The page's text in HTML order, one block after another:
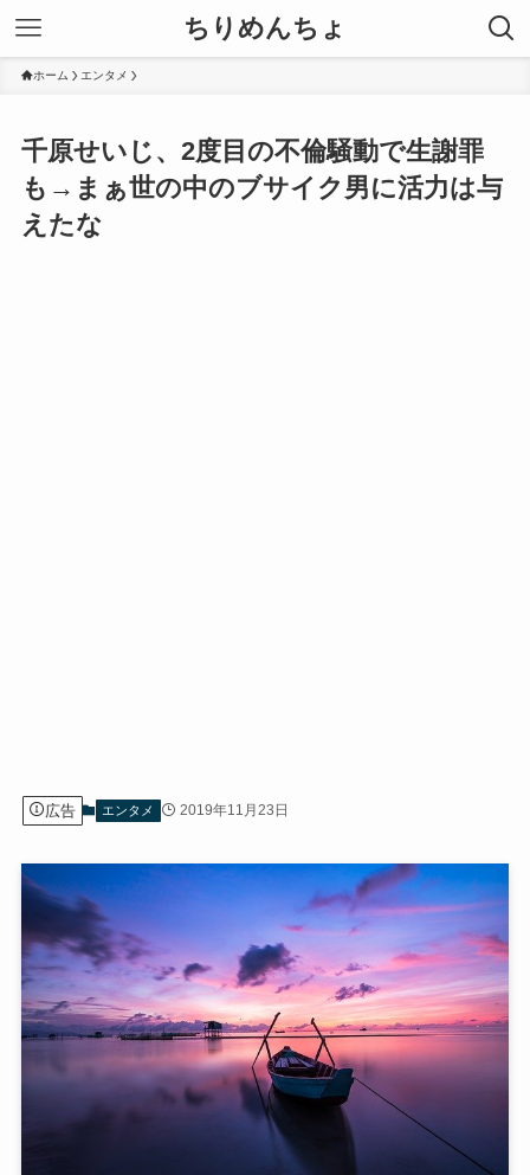
ちりめんちょ
ホーム エンタメ
千原せいじ、2度目の不倫騒動で生謝罪
も→まぁ世の中のブサイク男に活力は与
えたな
広告 エンタメ 2019年11月23日